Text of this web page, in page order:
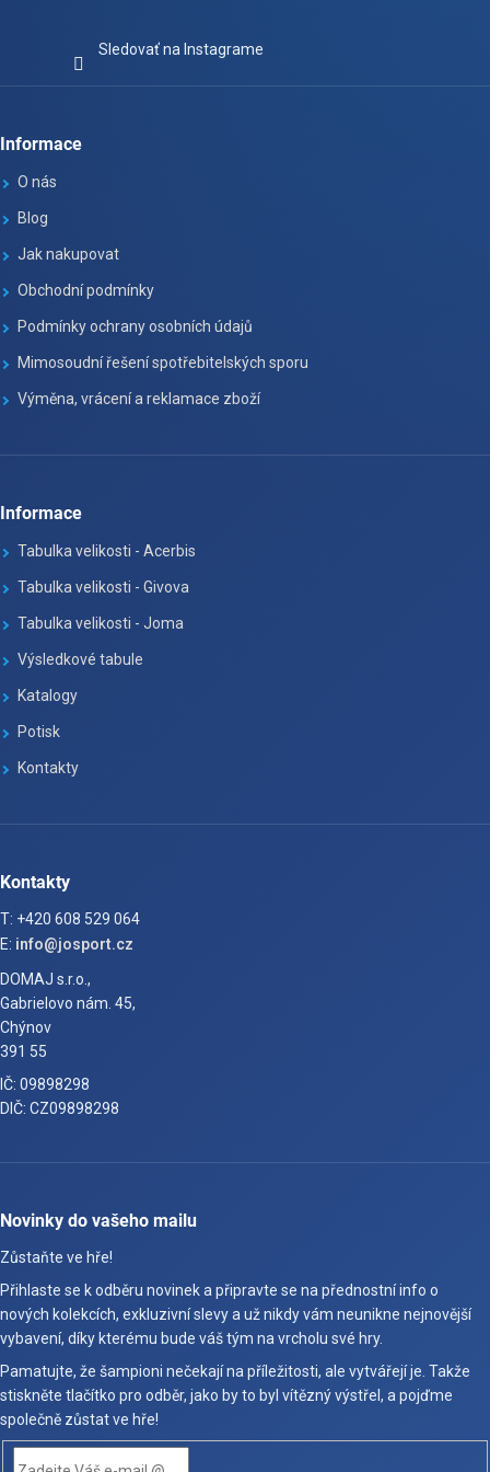
Sledovať na Instagrame
Informace
O nás
Blog
Jak nakupovat
Obchodní podmínky
Podmínky ochrany osobních údajů
Mimosoudní řešení spotřebitelských sporu
Výměna, vrácení a reklamace zboží
Informace
Tabulka velikosti - Acerbis
Tabulka velikosti - Givova
Tabulka velikosti - Joma
Výsledkové tabule
Katalogy
Potisk
Kontakty
Kontakty
T: +420 608 529 064
E: info@josport.cz
DOMAJ s.r.o.,
Gabrielovo nám. 45,
Chýnov
391 55
IČ: 09898298
DIČ: CZ09898298
Novinky do vašeho mailu
Zůstaňte ve hře!
Přihlaste se k odběru novinek a připravte se na přednostní info o
nových kolekcích, exkluzivní slevy a už nikdy vám neunikne nejnovější
vybavení, díky kterému bude váš tým na vrcholu své hry.
Pamatujte, že šampioni nečekají na příležitosti, ale vytvářejí je. Takže
stiskněte tlačítko pro odběr, jako by to byl vítězný výstřel, a pojďme
společně zůstat ve hře!